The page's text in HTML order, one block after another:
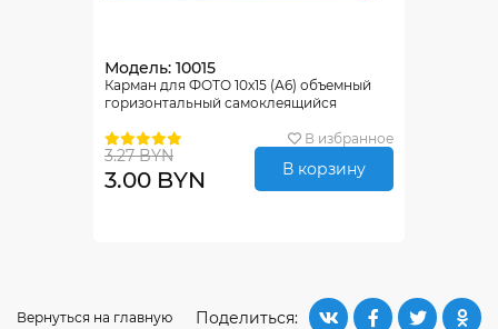
Модель: 10015
Карман для ФОТО 10х15 (А6) объемный
горизонтальный самоклеящийся
В избранное
3.27 BYN
3.00 BYN В корзину
Поделиться:
Вернуться на главную